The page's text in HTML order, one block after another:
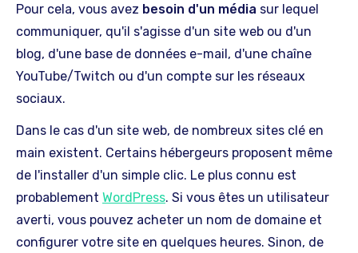
Pour cela, vous avez besoin d'un média sur lequel
communiquer, qu'il s'agisse d'un site web ou d'un
blog, d'une base de données e-mail, d'une chaîne
YouTube/Twitch ou d'un compte sur les réseaux
sociaux.
Dans le cas d'un site web, de nombreux sites clé en
main existent. Certains hébergeurs proposent même
de l'installer d'un simple clic. Le plus connu est
probablement WordPress. Si vous êtes un utilisateur
averti, vous pouvez acheter un nom de domaine et
configurer votre site en quelques heures. Sinon, de